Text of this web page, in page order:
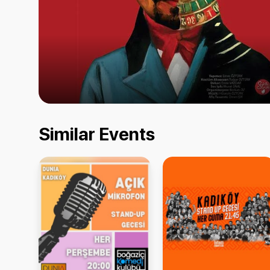
Similar Events